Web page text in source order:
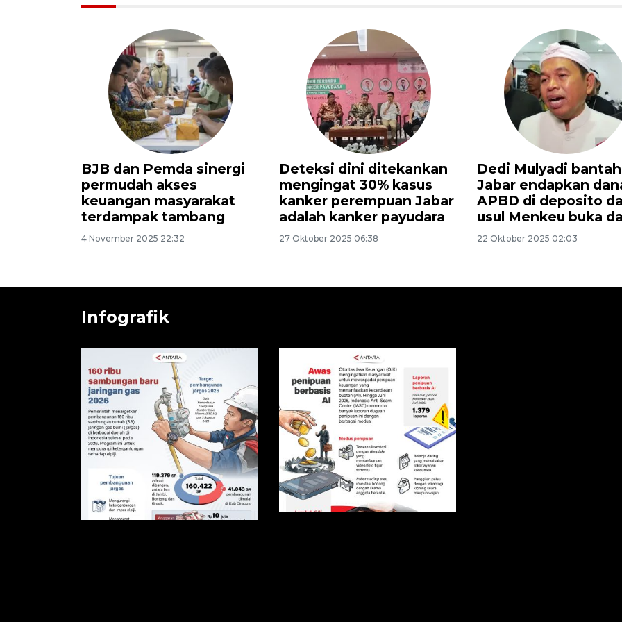
Dedi Mulyadi bantah
Jabar endapkan dana
APBD di deposito dan
usul Menkeu buka data
22 Oktober 2025 02:03
PPP soroti Dedi Mulyadi:
donasi seribu sehari
bukti Jabar tak bisa urus
keuangan!
5 Oktober 2025 18:02
Pemprov Jabar
banggakan
Bekasi hadirkan
transportasi publik
terintegrasi
Infografik